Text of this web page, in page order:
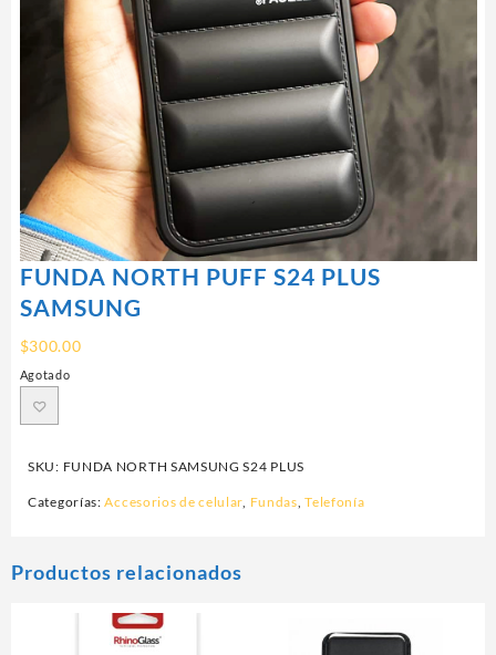
FUNDA NORTH PUFF S24 PLUS
SAMSUNG
$300.00
Agotado
SKU: FUNDA NORTH SAMSUNG S24 PLUS
Categorías:Accesorios de celular, Fundas,Telefonía
Productos relacionados